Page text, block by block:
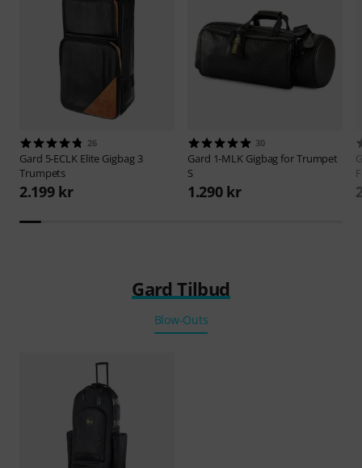
26
Gard 5-ECLK Elite Gigbag 3
Trumpets
2.199 kr
30
Gard 1-MLK Gigbag for Trumpet
S
1.290 kr
Gard Tilbud
Blow-Outs